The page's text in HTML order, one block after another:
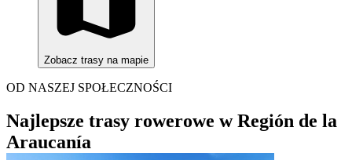
Zobacz trasy na mapie
OD NASZEJ SPOŁECZNOŚCI
Najlepsze trasy rowerowe w Región de la
Araucanía